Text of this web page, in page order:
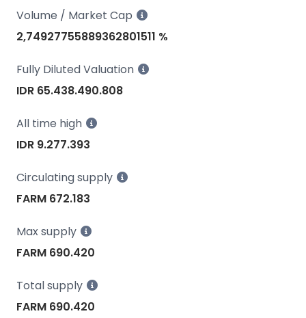
Volume / Market Cap
2,74927755889362801511 %
Fully Diluted Valuation
IDR 65.438.490.808
All time high
IDR 9.277.393
Circulating supply
FARM 672.183
Max supply
FARM 690.420
Total supply
FARM 690.420